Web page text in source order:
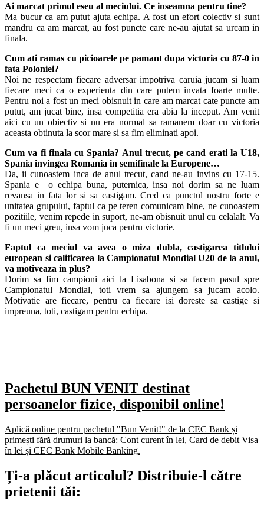
Ai marcat primul eseu al meciului. Ce inseamna pentru tine?
Ma bucur ca am putut ajuta echipa. A fost un efort colectiv si sunt
mandru ca am marcat, au fost puncte care ne-au ajutat sa urcam in
finala.
Cum ati ramas cu picioarele pe pamant dupa victoria cu 87-0 in
fata Poloniei?
Noi ne respectam fiecare adversar impotriva caruia jucam si luam
fiecare meci ca o experienta din care putem invata foarte multe.
Pentru noi a fost un meci obisnuit in care am marcat cate puncte am
putut, am jucat bine, insa competitia era abia la inceput. Am venit
aici cu un obiectiv si nu era normal sa ramanem doar cu victoria
aceasta obtinuta la scor mare si sa fim eliminati apoi.
Cum va fi finala cu Spania? Anul trecut, pe cand erati la U18,
Spania invingea Romania in semifinale la Europene…
Da, ii cunoastem inca de anul trecut, cand ne-au invins cu 17-15.
Spania e o echipa buna, puternica, insa noi dorim sa ne luam
revansa in fata lor si sa castigam. Cred ca punctul nostru forte e
unitatea grupului, faptul ca pe teren comunicam bine, ne cunoastem
pozitiile, venim repede in suport, ne-am obisnuit unul cu celalalt. Va
fi un meci greu, insa vom juca pentru victorie.
Faptul ca meciul va avea o miza dubla, castigarea titlului
european si calificarea la Campionatul Mondial U20 de la anul,
va motiveaza in plus?
Dorim sa fim campioni aici la Lisabona si sa facem pasul spre
Campionatul Mondial, toti vrem sa ajungem sa jucam acolo.
Motivatie are fiecare, pentru ca fiecare isi doreste sa castige si
impreuna, toti, castigam pentru echipa.
Pachetul BUN VENIT destinat
persoanelor fizice, disponibil online!
Aplică online pentru pachetul "Bun Venit!" de la CEC Bank și
primești fără drumuri la bancă: Cont curent în lei, Card de debit Visa
în lei și CEC Bank Mobile Banking.​
Ți-a plăcut articolul? Distribuie-l către
prietenii tăi: